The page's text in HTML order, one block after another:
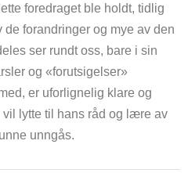
foredraget ble holdt, tidlig
forandringer og mye av den
ser rundt oss, bare i sin
og «forutsigelser»
er uforlignelig klare og
vil lytte til hans råd og lære av
unngås.